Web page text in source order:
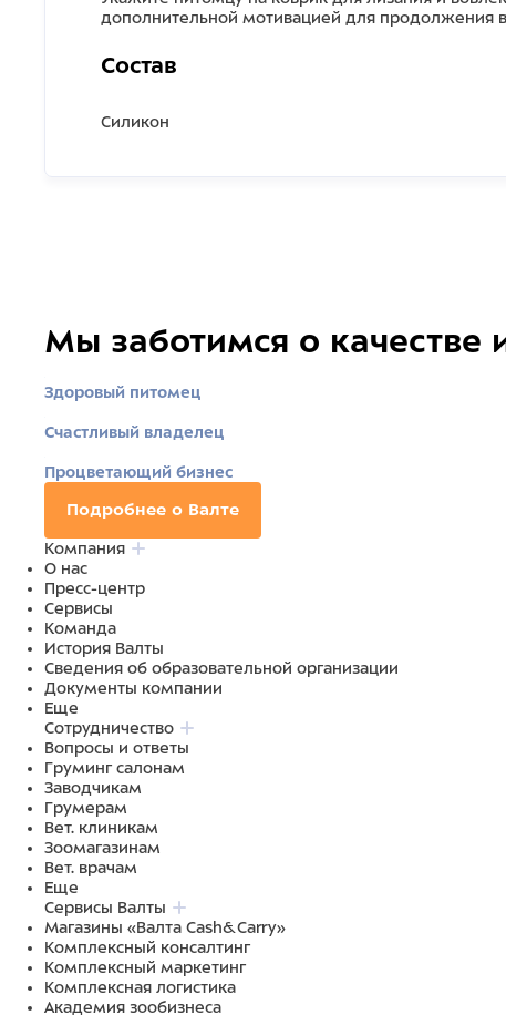
дополнительной мотивацией для продолжения
Состав
Силикон
Мы заботимся о качестве
Здоровый питомец
Счастливый владелец
Процветающий бизнес
Подробнее о Валте
Компания
О нас
Пресс-центр
Сервисы
Команда
История Валты
Сведения об образовательной организации
Документы компании
Еще
Сотрудничество
Вопросы и ответы
Груминг салонам
Заводчикам
Грумерам
Вет. клиникам
Зоомагазинам
Вет. врачам
Еще
Сервисы Валты
Магазины «Валта Cash&Carry»
Комплексный консалтинг
Комплексный маркетинг
Комплексная логистика
Академия зообизнеса